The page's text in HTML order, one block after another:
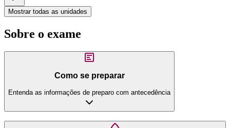
Mostrar todas as unidades
Sobre o exame
Como se preparar
Entenda as informações de preparo com antecedência